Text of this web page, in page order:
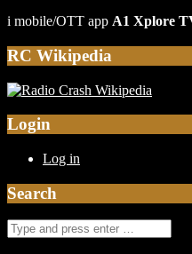
i mobile/OTT app A1 Xplore
RC Wikipedia
Login
Log in
Search